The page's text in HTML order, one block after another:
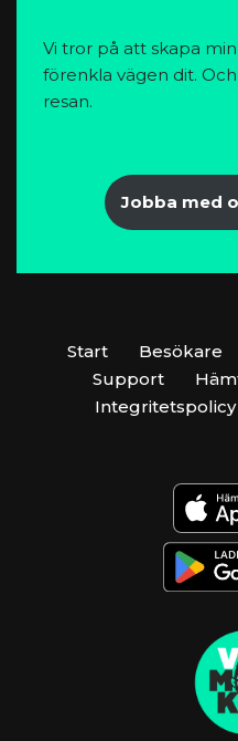
Vi tror på att skapa
förenkla vägen dit.
resan.
Jobba med
Start Besökare
Support
Integritetspolicy